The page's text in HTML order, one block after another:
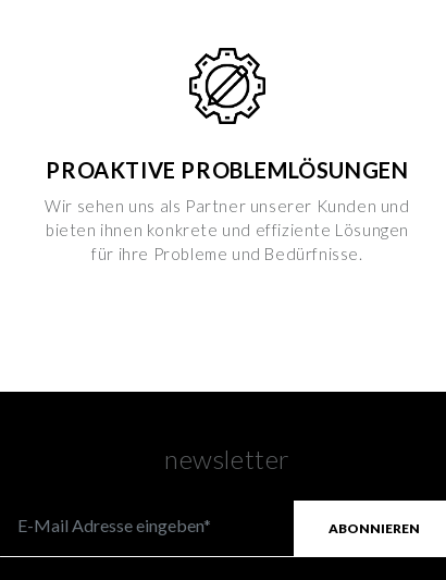
PROAKTIVE PROBLEMLÖSUNGEN
Wir sehen uns als Partner unserer Kunden und
bieten ihnen konkrete und effiziente Lösungen
für ihre Probleme und Bedürfnisse.
newsletter
ABONNIEREN